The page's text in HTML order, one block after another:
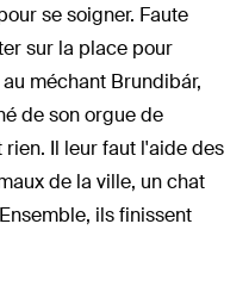
se soigner. Faute
sur la place pour
méchant Brundibár,
de son orgue de
Il leur faut l'aide des
de la ville, un chat
ils finissent